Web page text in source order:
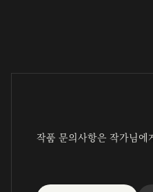
작품 문의사항은 작가님에